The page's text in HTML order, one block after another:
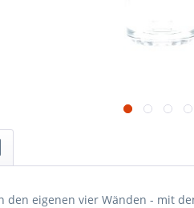
den eigenen vier Wänden - mit